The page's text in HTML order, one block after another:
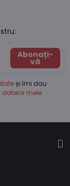
Abonați-
vă
și îmi dau
mele